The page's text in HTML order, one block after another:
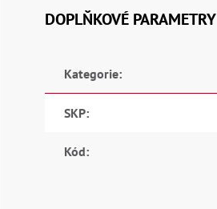
DOPLŇKOVÉ PARAMETRY
Kategorie:
SKP:
Kód: